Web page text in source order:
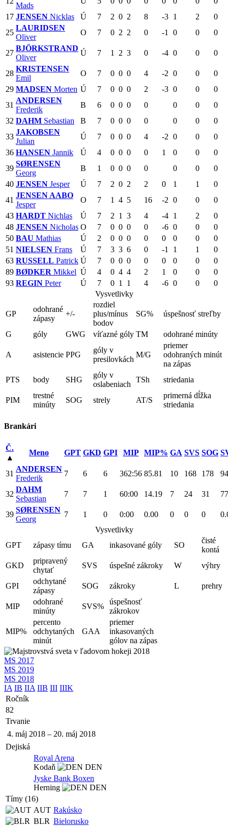
Mads
17 JENSEN Nicklas Ú 7 2 0 2 8 -3 1 2
0
25
LAURIDSEN
Oliver
O 7 0 2 2 0 -1 0 0 0
27
BJÖRKSTRAND
Oliver
Ú 7 1 2 3 0 -4 0 0 0
28
KRISTENSEN
Emil
O 7 0 0 0 4 -2 0 0
0
29 MADSEN Morten Ú 7 0 0 0 2 -3 0 0
0
31
ANDERSEN
Frederik
B 6 0 0 0 0 0 0
0
32 DAHM Sebastian B 7 0 0 0 0 0 0
0
33
JAKOBSEN
Julian
Ú 7 0 0 0 4 -2 0 0
0
36 HANSEN Jannik Ú 4 0 0 0 0 1 0 0
0
39
SØRENSEN
Georg
B 1 0 0 0 0 0 0
0
40 JENSEN Jesper Ú 7 2 0 2 2 0 1 1
0
41
JENSEN AABO
Jesper
O 7 1 4 5 16 -2 0 0
0
43 HARDT Nichlas Ú 7 2 1 3 4 -4 1 2
0
48 JENSEN Nicholas O 7 0 0 0 0 -6 0 0
0
50 BAU Mathias Ú 2 0 0 0 0 0 0 0
0
51 NIELSEN Frans Ú 7 3 3 6 0 -1 1 1
0
63 RUSSELL Patrick Ú 7 0 0 0 0 0 0 0
0
89 BØDKER Mikkel Ú 4 0 4 4 2 1 0 0
0
93 REGIN Peter Ú 7 0 1 1 4 -6 0 0
0
Vysvetlivky
GP
odohrané
zápasy
+/-
rozdiel
plus/mínus
bodov
SG% úspešnosť streľby
G góly GWG víťazné góly TM odohrané minúty
A asistencie PPG
góly v
presilovkách
M/G
priemer
odohraných minút
na zápas
PTS
body SHG
góly v
oslabeniach
TSh striedania
PIM
trestné
minúty
SOG strely AT/S
primerná dĺžka
striedania
Brankári
Č.
▴
Meno GPT GKD GPI MIP MIP% GA SVS SOG
31
ANDERSEN
Frederik
7 6 6 362:56 85.81 10 168 178
32
DAHM
Sebastian
7 7 1 60:00 14.19 7 24 31
39
SØRENSEN
Georg
7 1 0 0:00 0.00 0 0 0
Vysvetlivky
GPT
zápasy tímu GA inkasované góly SO
čisté
kontá
GKD
pripravený
chytať
SVS úspešné zákroky W výhry
GPI
odchytané
zápasy
SOG zákroky L prehry
MIP
odohrané
minúty
SVS%
úspešnosť
zákrokov
MIP%
percento
odchytaných
minút
GAA
priemer
inkasovaných
gólov na zápas
MS 2017
MS 2019
MS 2018
IA IB IIA IIB III IIIK
Ročník
82
Trvanie
4. máj 2018 – 20. máj 2018
Dejiská
Royal Arena
Kodaň
DEN
Jyske Bank Boxen
Herning
DEN
Tímy (16)
AUT Rakúsko
BLR Bielorusko